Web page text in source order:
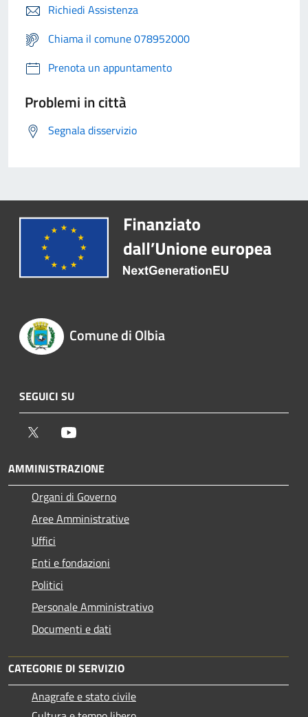
Richiedi Assistenza
Chiama il comune 078952000
Prenota un appuntamento
Problemi in città
Segnala disservizio
Comune di Olbia
SEGUICI SU
Twitter
AMMINISTRAZIONE
Organi di Governo
Aree Amministrative
Uffici
Enti e fondazioni
Politici
Personale Amministrativo
Documenti e dati
CATEGORIE DI SERVIZIO
Anagrafe e stato civile